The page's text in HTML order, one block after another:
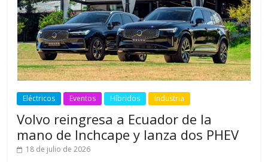
Eléctricos Eventos Híbridos Industria
Volvo reingresa a Ecuador de la
mano de Inchcape y lanza dos PHEV
18 de julio de 2026